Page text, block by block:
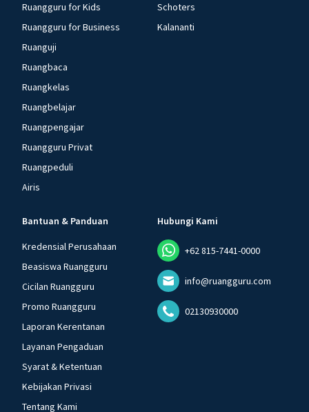
Ruangguru for Kids
Ruangguru for Business
Ruanguji
Ruangbaca
Ruangkelas
Ruangbelajar
Ruangpengajar
Ruangguru Privat
Ruangpeduli
Airis
Schoters
Kalananti
Bantuan & Panduan
Kredensial Perusahaan
Beasiswa Ruangguru
Cicilan Ruangguru
Promo Ruangguru
Laporan Kerentanan
Layanan Pengaduan
Syarat & Ketentuan
Kebijakan Privasi
Tentang Kami
Hubungi Kami
+62 815-7441-0000
info@ruangguru.com
02130930000